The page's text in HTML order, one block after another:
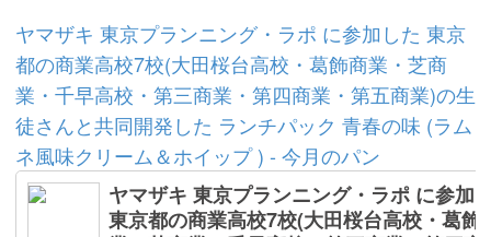
ヤマザキ 東京プランニング・ラポ に参加した 東京
都の商業高校7校(大田桜台高校・葛飾商業・芝商
業・千早高校・第三商業・第四商業・第五商業)の生
徒さんと共同開発した ランチパック 青春の味 (ラム
ネ風味クリーム＆ホイップ ) - 今月のパン